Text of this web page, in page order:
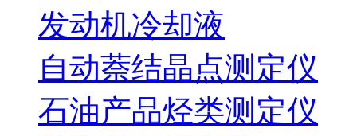
发动机冷却液
自动萘结晶点测定仪
石油产品烃类测定仪